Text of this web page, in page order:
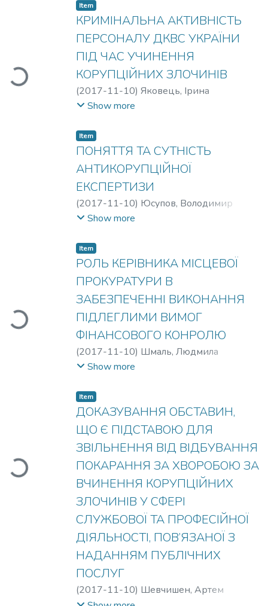
Item
КРИМІНАЛЬНА АКТИВНІСТЬ
ПЕРСОНАЛУ ДКВС УКРАЇНИ
ПІД ЧАС УЧИНЕННЯ
КОРУПЦІЙНИХ ЗЛОЧИНІВ
(2017-11-10) Яковець, Ірина
Станіславівна
Show more
Item
ПОНЯТТЯ ТА СУТНІСТЬ
АНТИКОРУПЦІЙНОЇ
ЕКСПЕРТИЗИ
(2017-11-10) Юсупов, Володимир
Васильович
Show more
Loading...
Item
РОЛЬ КЕРІВНИКА МІСЦЕВОЇ
ПРОКУРАТУРИ В
ЗАБЕЗПЕЧЕННІ ВИКОНАННЯ
ПІДЛЕГЛИМИ ВИМОГ
ФІНАНСОВОГО КОНРОЛЮ
(2017-11-10) Шмаль, Людмила
Миколаївна
Show more
Loading...
Item
ДОКАЗУВАННЯ ОБСТАВИН,
ЩО Є ПІДСТАВОЮ ДЛЯ
ЗВІЛЬНЕННЯ ВІД ВІДБУВАННЯ
ПОКАРАННЯ ЗА ХВОРОБОЮ ЗА
ВЧИНЕННЯ КОРУПЦІЙНИХ
ЗЛОЧИНІВ У СФЕРІ
СЛУЖБОВОЇ ТА ПРОФЕСІЙНОЇ
ДІЯЛЬНОСТІ, ПОВ’ЯЗАНОЇ З
НАДАННЯМ ПУБЛІЧНИХ
ПОСЛУГ
(2017-11-10) Шевчишен, Артем